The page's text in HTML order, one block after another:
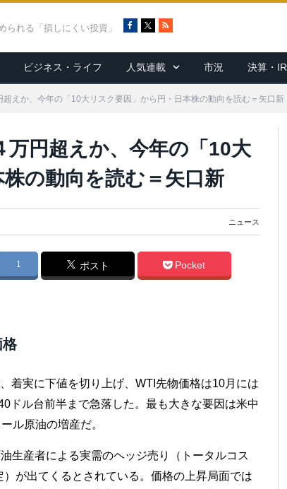
られる「損しにくい投資」
c
e
b
R
S
ビジネス・ライフ 人気連載 市況 決算・IR
えか、今年の「10大リスク要因」から円・日本株の動向を読む＝矢口新
円超えか、今年の「10大
の動向を読む＝矢口新
ニュース
1 ポスト Pocket
格
着実に下値を切り上げ、WTI先物価格は10月には
ドル台前半まで急落した。最も大きな要因は米中
ル原油の増産だ。
生産者による実需のヘッジ売り（トータルコス
が出てくるとされている。価格の上昇局面では